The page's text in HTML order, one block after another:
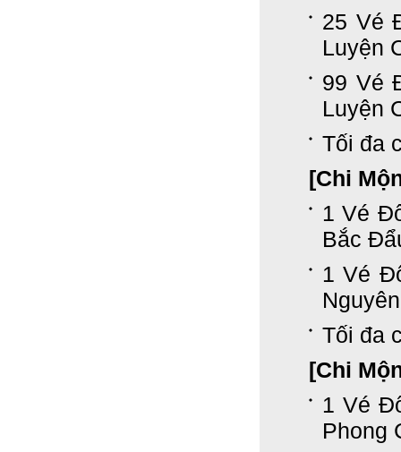
25 Vé
Luyện
99 Vé
Luyện
Tối đa
[Chi
1 Vé
Bắc
1 Vé
Tối đa
[Chi
1 Vé
Phong